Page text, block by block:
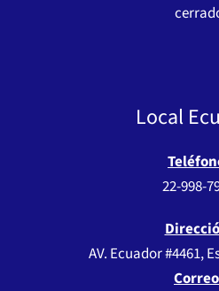
Local
22-998-
AV. Ecuador #4461,